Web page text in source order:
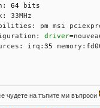
64 bits
pm msi pciexpress
driver
irq:35
чудете на тъпите ми въпроси